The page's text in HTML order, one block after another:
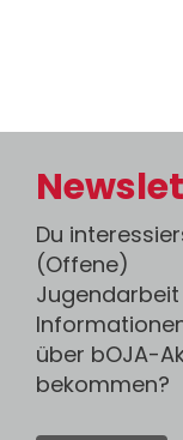
Du
(Offene)
über bOJA-
bekommen?